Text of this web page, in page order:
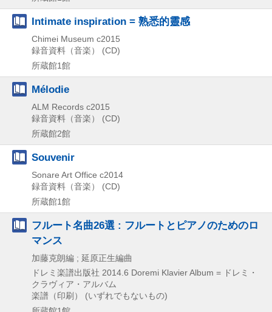
Intimate inspiration = 熟悉的靈感
Chimei Museum c2015
録音資料（音楽） (CD)
所蔵館1館
Mélodie
ALM Records c2015
録音資料（音楽） (CD)
所蔵館2館
Souvenir
Sonare Art Office c2014
録音資料（音楽） (CD)
所蔵館1館
フルート名曲26選 : フルートとピアノのためのロ
マンス
加藤克朗編 ; 延原正生編曲
ドレミ楽譜出版社 2014.6 Doremi Klavier Album = ドレミ・
クラヴィア・アルバム
楽譜（印刷） (いずれでもないもの)